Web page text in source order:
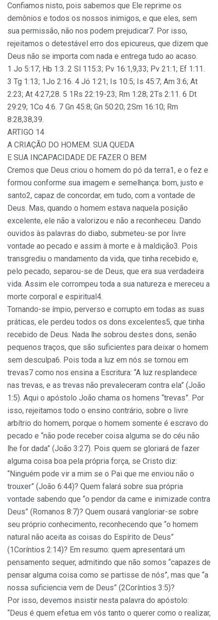
Confiamos nisto, pois sabemos que Ele reprime os
demônios e todos os nossos inimigos, e que eles, sem
sua permissão, não nos podem prejudicar7. Por isso,
rejeitamos o detestável erro dos epicureus, que dizem que
Deus não se importa com nada e entrega tudo ao acaso.
1 Jo 5:17; Hb 1:3. 2 Sl 115:3; Pv 16:1,9,33; Pv 21:1; Ef 1:11.
3 Tg 1:13; 1Jo 2:16. 4 Jó 1:21; Is 10:5; Is 45:7; Am 3:6; At
2:23; At 4:27,28. 5 1Rs 22:19-23; Rm 1:28; 2Ts 2:11. 6 Dt
29:29; 1Co 4:6. 7 Gn 45:8; Gn 50:20; 2Sm 16:10; Rm
8:28,38,39.
ARTIGO 14
A CRIAÇÃO DO HOMEM. SUA QUEDA
E SUA INCAPACIDADE DE FAZER O BEM
Cremos que Deus criou o homem do pó da terra1, e o fez e
formou conforme sua imagem e semelhança: bom, justo e
santo2, capaz de concordar, em tudo, com a vontade de
Deus. Mas, quando o homem estava naquela posição
excelente, ele não a valorizou e não a reconheceu. Dando
ouvidos às palavras do diabo, submeteu-se por livre
vontade ao pecado e assim à morte e à maldição3. Pois
transgrediu o mandamento da vida, que tinha recebido e,
pelo pecado, separou-se de Deus, que era sua verdadeira
vida. Assim ele corrompeu toda a sua natureza e mereceu a
morte corporal e espiritual4.
Tornando-se ímpio, perverso e corrupto em todas as suas
práticas, ele perdeu todos os dons excelentes5, que tinha
recebido de Deus. Nada lhe sobrou destes dons, senão
pequenos traços, que são suficientes para deixar o homem
sem desculpa6. Pois toda a luz em nós se tornou em
trevas7 como nos ensina a Escritura: “A luz resplandece
nas trevas, e as trevas não prevaleceram contra ela” (João
1:5). Aqui o apóstolo João chama os homens “trevas”. Por
isso, rejeitamos todo o ensino contrário, sobre o livre
arbítrio do homem, porque o homem somente é escravo do
pecado e “não pode receber coisa alguma se do céu não
lhe for dada” (João 3:27). Pois quem se gloriará de fazer
alguma coisa boa pela própria força, se Cristo diz:
“Ninguém pode vir a mim se o Pai que me enviou não o
trouxer” (João 6:44)? Quem falará sobre sua própria
vontade sabendo que “o pendor da came e inimizade contra
Deus” (Romanos 8:7)? Quem ousará vangloriar-se sobre
seu próprio conhecimento, reconhecendo que “o homem
natural não aceita as coisas do Espírito de Deus”
(1Coríntios 2:14)? Em resumo: quem apresentará um
pensamento sequer, admitindo que não somos “capazes de
pensar alguma coisa como se partisse de nós”, mas que “a
nossa suficiencia vem de Deus” (2Coríntios 3:5)?
Por isso, devemos insistir nesta palavra do apóstolo:
“Deus é quem efetua em vós tanto o querer como o realizar,